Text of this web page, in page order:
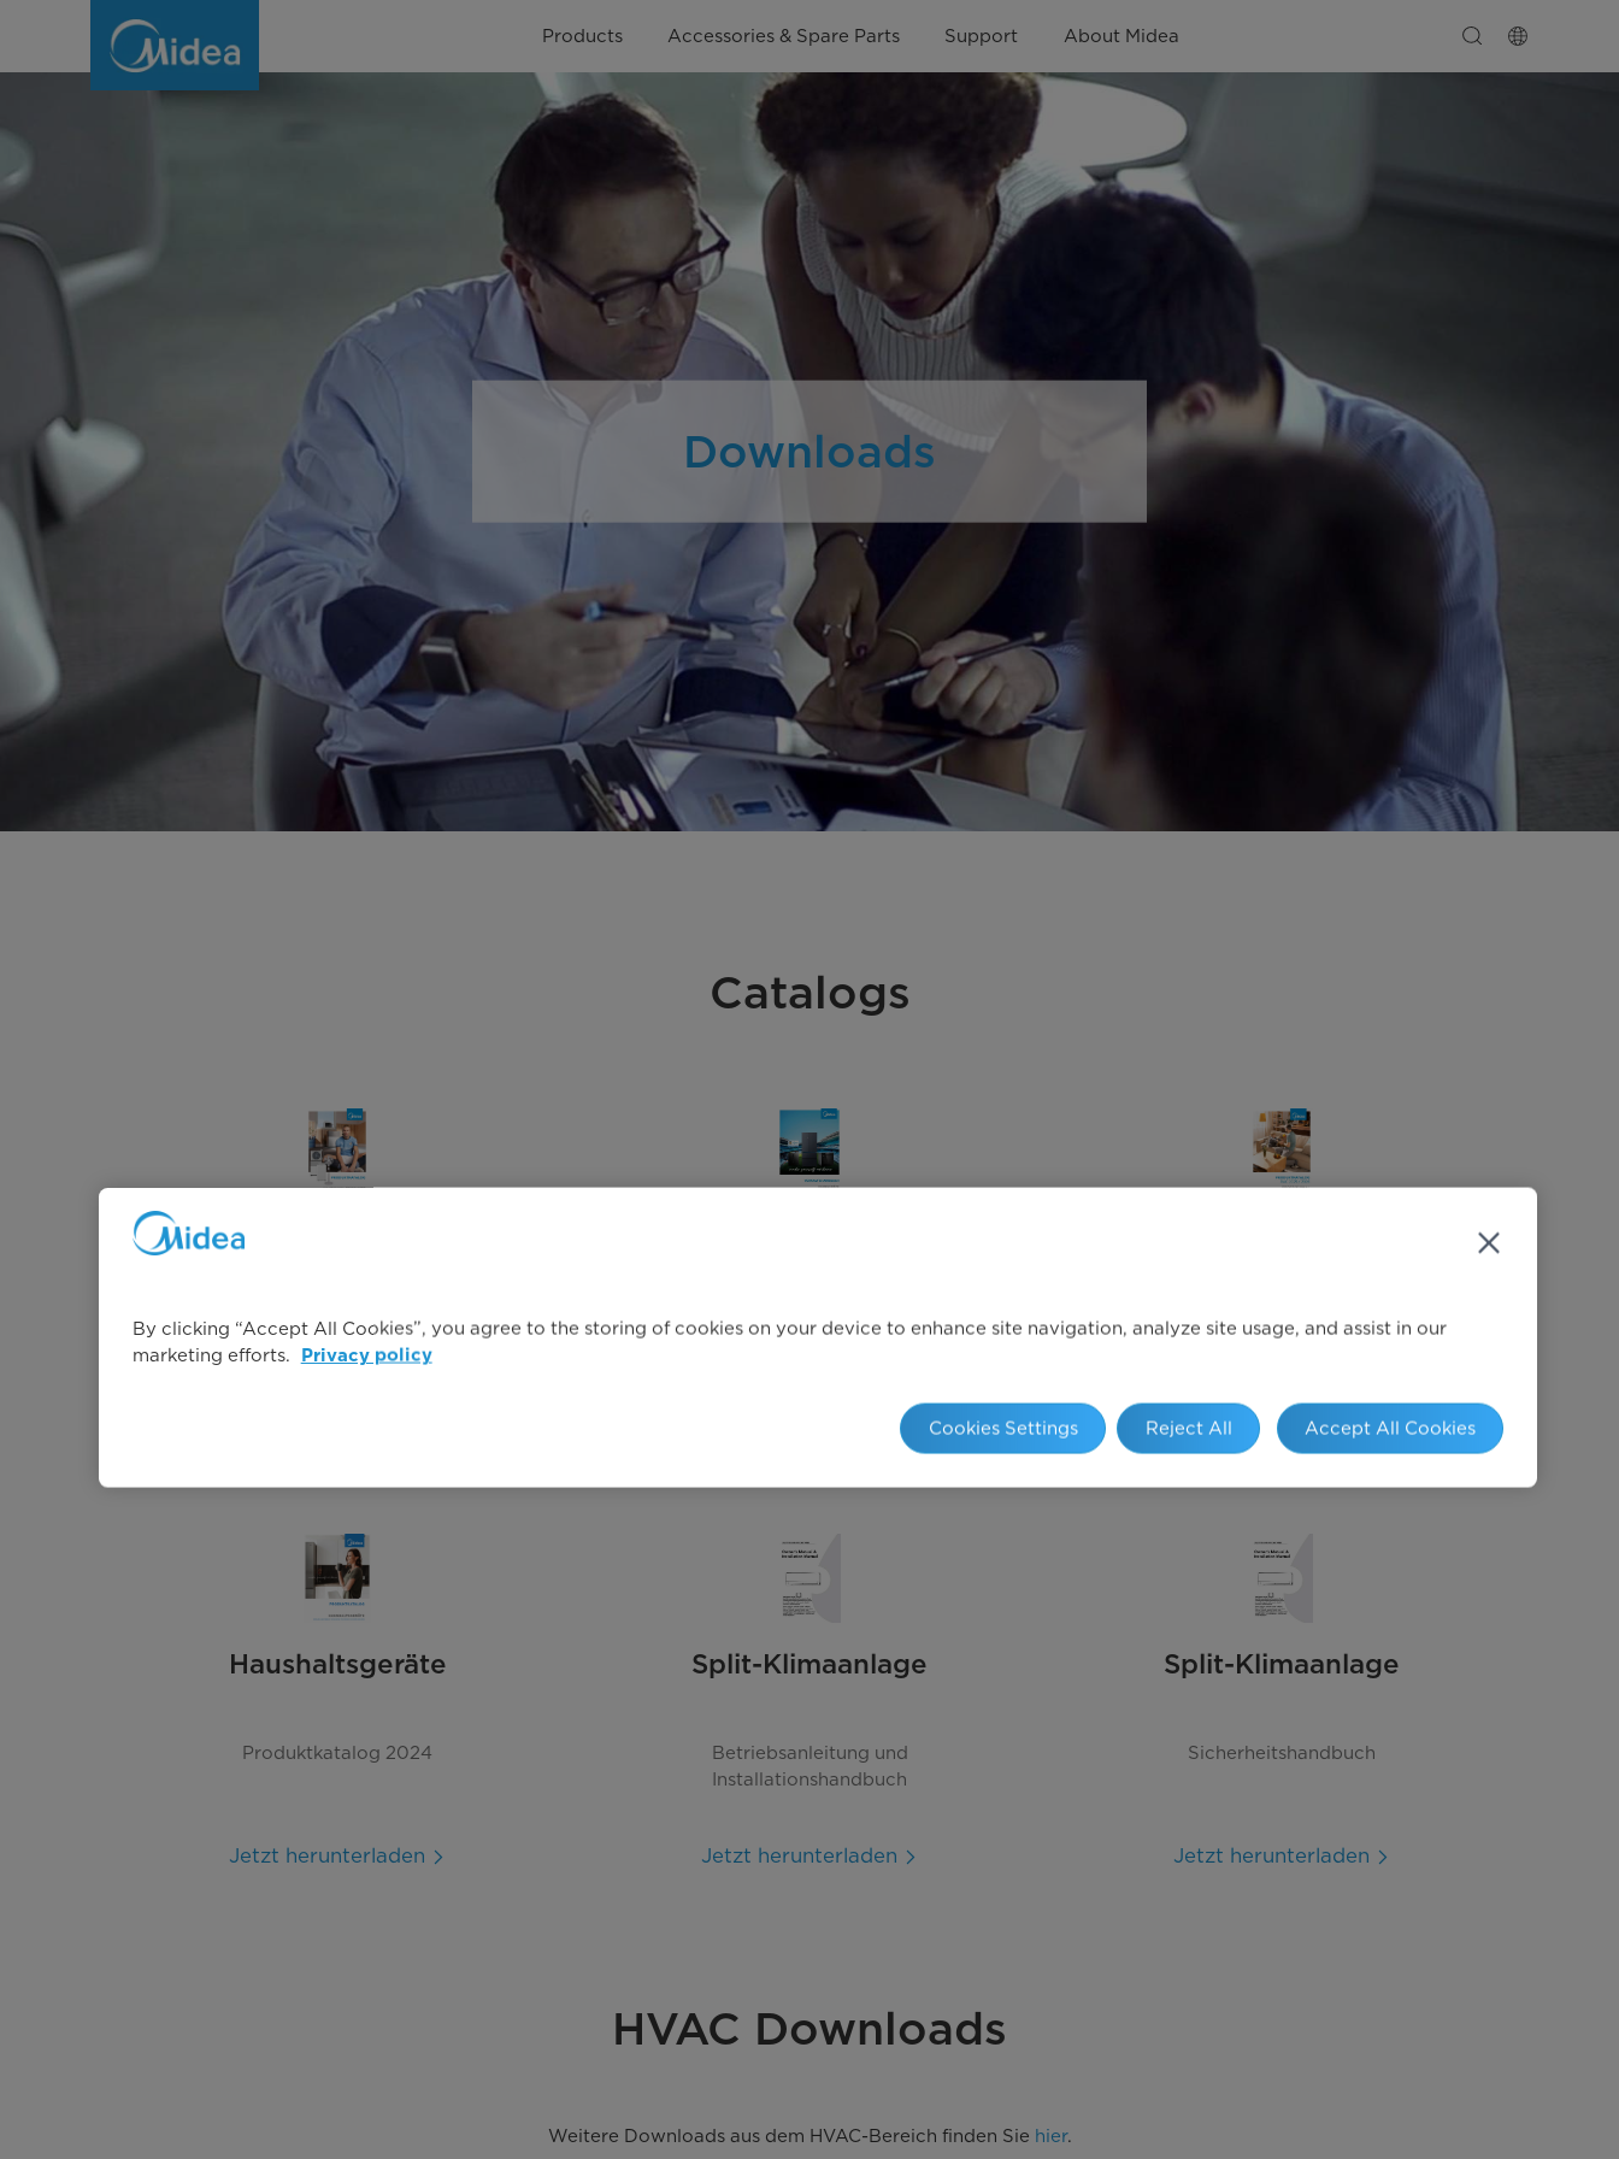
Catalogs
Products Accessories & Spare Parts Support About Midea
Downloads
Catalogs
Hausklima-Produkte
Produktkatalog 2025 Produktkatalog 2025 Produktkatalog 2025/2026
Jetzt herunterladen
Haushaltsgeräte
Produktkatalog 2024
Jetzt herunterladen
Split-Klimaanlage
Betriebsanleitung und
Installationshandbuch
Jetzt herunterladen
Split-Klimaanlage
Sicherheitshandbuch
Jetzt herunterladen
HVAC Downloads
Weitere Downloads aus dem HVAC-Bereich finden Sie hier.
By clicking “Accept All Cookies”, you agree to the storing of cookies on your device to enhance site navigation, analyze site usage, and assist in our
marketing efforts.
Privacy policy
Reject All Accept All Cookies
Cookies Settings